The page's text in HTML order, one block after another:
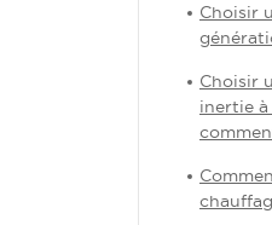
Choisir
Choisir
inertie